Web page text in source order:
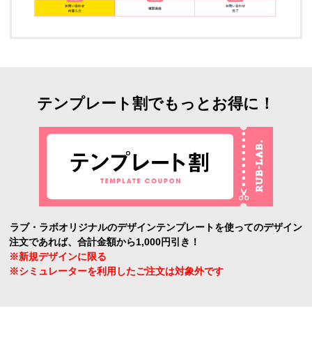
テンプレート割でもっとお得に！
ラブ・ラボオリジナルのデザインテンプレートを使ってのデザイン
注文であれば、合計金額から1,000円引き！
※新規デザインに限る
※シミュレーターを利用したご注文は対象外です